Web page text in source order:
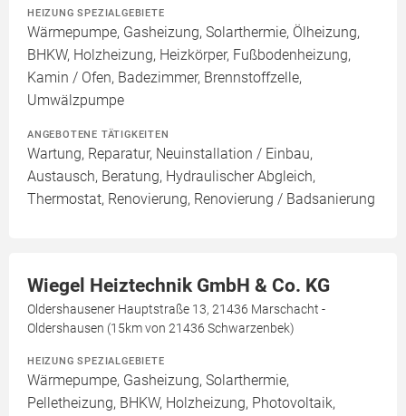
HEIZUNG SPEZIALGEBIETE
Wärmepumpe, Gasheizung, Solarthermie, Ölheizung,
BHKW, Holzheizung, Heizkörper, Fußbodenheizung,
Kamin / Ofen, Badezimmer, Brennstoffzelle,
Umwälzpumpe
ANGEBOTENE TÄTIGKEITEN
Wartung, Reparatur, Neuinstallation / Einbau,
Austausch, Beratung, Hydraulischer Abgleich,
Thermostat, Renovierung, Renovierung / Badsanierung
Wiegel Heiztechnik GmbH & Co. KG
Oldershausener Hauptstraße 13, 21436 Marschacht -
Oldershausen (15km von 21436 Schwarzenbek)
HEIZUNG SPEZIALGEBIETE
Wärmepumpe, Gasheizung, Solarthermie,
Pelletheizung, BHKW, Holzheizung, Photovoltaik,